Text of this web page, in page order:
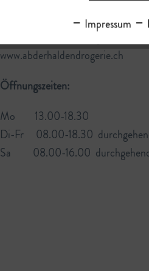
Tel. 071 988 13 12
info@abderhaldendrogerie.ch
www.abderhaldendrogerie.ch
Öffnungszeiten:
Mo 13.00-18.30
Di-Fr 08.00-18.30
Sa 08.00-16.00
Impressum